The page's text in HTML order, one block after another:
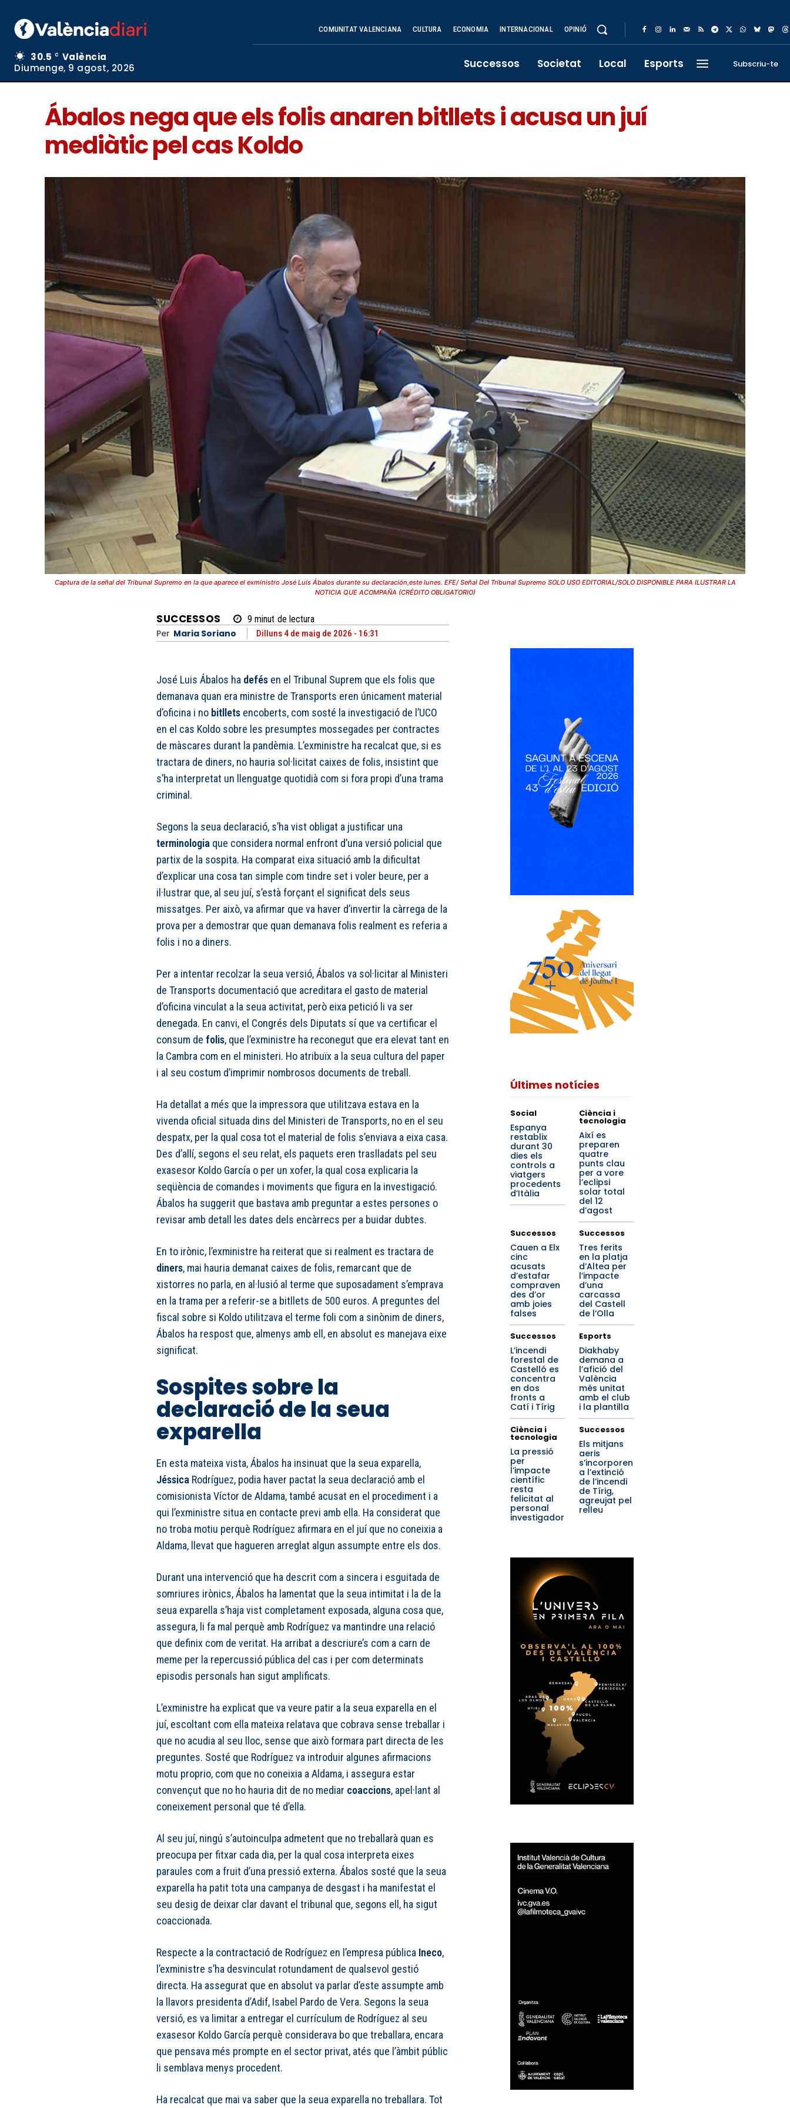
30.5 C
València
Diumenge, 9 agost, 2026
COMUNITAT VALENCIANA CULTURA ECONOMIA INTERNACIONAL OPINIÓ
Successos Societat Local Esports Subscriu-te
Ábalos nega que els folis anaren bitllets i acusa un juí
mediàtic pel cas Koldo
Captura de la señal del Tribunal Supremo en la que aparece el exministro José Luis Ábalos durante su declaración,este lunes. EFE/ Señal Del Tribunal Supremo SOLO USO EDITORIAL/SOLO DISPONIBLE PARA ILUSTRAR LA
NOTICIA QUE ACOMPAÑA (CRÉDITO OBLIGATORIO)
SUCCESSOS 9 minut de lectura
Per Maria Soriano Dilluns 4 de maig de 2026 - 16:31
José Luis Ábalos ha defés en el Tribunal Suprem que els folis que
demanava quan era ministre de Transports eren únicament material
d’oficina i no bitllets encoberts, com sosté la investigació de l’UCO
en el cas Koldo sobre les presumptes mossegades per contractes
de màscares durant la pandèmia. L’exministre ha recalcat que, si es
tractara de diners, no hauria sol·licitat caixes de folis, insistint que
s’ha interpretat un llenguatge quotidià com si fora propi d’una trama
criminal.
Segons la seua declaració, s’ha vist obligat a justificar una
terminologia que considera normal enfront d’una versió policial que
partix de la sospita. Ha comparat eixa situació amb la dificultat
d’explicar una cosa tan simple com tindre set i voler beure, per a
il·lustrar que, al seu juí, s’està forçant el significat dels seus
missatges. Per això, va afirmar que va haver d’invertir la càrrega de la
prova per a demostrar que quan demanava folis realment es referia a
folis i no a diners.
Per a intentar recolzar la seua versió, Ábalos va sol·licitar al Ministeri
de Transports documentació que acreditara el gasto de material
d’oficina vinculat a la seua activitat, però eixa petició li va ser
denegada. En canvi, el Congrés dels Diputats sí que va certificar el
consum de folis, que l’exministre ha reconegut que era elevat tant en
la Cambra com en el ministeri. Ho atribuïx a la seua cultura del paper
i al seu costum d’imprimir nombrosos documents de treball.
Ha detallat a més que la impressora que utilitzava estava en la
vivenda oficial situada dins del Ministeri de Transports, no en el seu
despatx, per la qual cosa tot el material de folis s’enviava a eixa casa.
Des d’allí, segons el seu relat, els paquets eren traslladats pel seu
exasesor Koldo García o per un xofer, la qual cosa explicaria la
seqüència de comandes i moviments que figura en la investigació.
Ábalos ha suggerit que bastava amb preguntar a estes persones o
revisar amb detall les dates dels encàrrecs per a buidar dubtes.
En to irònic, l’exministre ha reiterat que si realment es tractara de
diners, mai hauria demanat caixes de folis, remarcant que de
xistorres no parla, en al·lusió al terme que suposadament s’emprava
en la trama per a referir-se a bitllets de 500 euros. A preguntes del
fiscal sobre si Koldo utilitzava el terme foli com a sinònim de diners,
Ábalos ha respost que, almenys amb ell, en absolut es manejava eixe
significat.
Sospites sobre la
declaració de la seua
exparella
En esta mateixa vista, Ábalos ha insinuat que la seua exparella,
Jéssica Rodríguez, podia haver pactat la seua declaració amb el
comisionista Víctor de Aldama, també acusat en el procediment i a
qui l’exministre situa en contacte previ amb ella. Ha considerat que
no troba motiu perquè Rodríguez afirmara en el juí que no coneixia a
Aldama, llevat que hagueren arreglat algun assumpte entre els dos.
Durant una intervenció que ha descrit com a sincera i esguitada de
somriures irònics, Ábalos ha lamentat que la seua intimitat i la de la
seua exparella s’haja vist completament exposada, alguna cosa que,
assegura, li fa mal perquè amb Rodríguez va mantindre una relació
que definix com de veritat. Ha arribat a descriure’s com a carn de
meme per la repercussió pública del cas i per com determinats
episodis personals han sigut amplificats.
L’exministre ha explicat que va veure patir a la seua exparella en el
juí, escoltant com ella mateixa relatava que cobrava sense treballar i
que no acudia al seu lloc, sense que això formara part directa de les
preguntes. Sosté que Rodríguez va introduir algunes afirmacions
motu proprio, com que no coneixia a Aldama, i assegura estar
convençut que no ho hauria dit de no mediar coaccions, apel·lant al
coneixement personal que té d’ella.
Al seu juí, ningú s’autoinculpa admetent que no treballarà quan es
preocupa per fitxar cada dia, per la qual cosa interpreta eixes
paraules com a fruit d’una pressió externa. Ábalos sosté que la seua
exparella ha patit tota una campanya de desgast i ha manifestat el
seu desig de deixar clar davant el tribunal que, segons ell, ha sigut
coaccionada.
Respecte a la contractació de Rodríguez en l’empresa pública Ineco,
l’exministre s’ha desvinculat rotundament de qualsevol gestió
directa. Ha assegurat que en absolut va parlar d’este assumpte amb
la llavors presidenta d’Adif, Isabel Pardo de Vera. Segons la seua
versió, es va limitar a entregar el currículum de Rodríguez al seu
exasesor Koldo García perquè considerava bo que treballara, encara
que pensava més prompte en el sector privat, atés que l’àmbit públic
li semblava menys procedent.
Ha recalcat que mai va saber que la seua exparella no treballara. Tot
Últimes notícies
Social
Espanya
restablix
durant 30
dies els
controls a
viatgers
procedents
d’Itàlia
Ciència i
tecnologia
Així es
preparen
quatre
punts clau
per a vore
l’eclipsi
solar total
del 12
d’agost
Successos
Cauen a Elx
cinc
acusats
d’estafar
compraven
des d’or
amb joies
falses
Successos
Tres ferits
en la platja
d’Altea per
l’impacte
d’una
carcassa
del Castell
de l’Olla
Successos
L’incendi
forestal de
Castelló es
concentra
en dos
fronts a
Catí i Tírig
Esports
Diakhaby
demana a
l’afició del
València
més unitat
amb el club
i la plantilla
Ciència i
tecnologia
La pressió
per
l’impacte
científic
resta
felicitat al
personal
investigador
Successos
Els mitjans
aeris
s’incorporen
a l’extinció
de l’incendi
de Tírig,
agreujat pel
relleu